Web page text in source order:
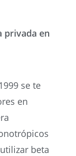
privada en
se te
en
beta